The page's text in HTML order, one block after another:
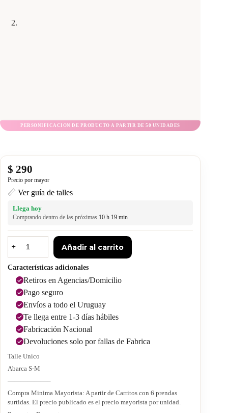
$ 290
📏 Ver guía de talles
Llega hoy
Comprando dentro de las próximas 10 h 19 min
Añadir al carrito
Características adicionales
Retiros en Agencias/Domicilio
Pago seguro
Envíos a todo el Uruguay
Te llega entre 1-3 días hábiles
Fabricación Nacional
Devoluciones solo por fallas de Fabrica
Talle Unico
Abarca S-M
——————–
Compra Minima Mayorista: A partir de Carritos con 6 prendas
surtidas. El precio publicado es el precio mayorista por unidad.